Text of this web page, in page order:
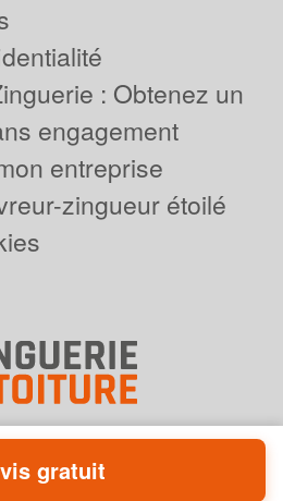
: Obtenez un
engagement
entreprise
zingueur étoilé
Plus que pro
gratuit